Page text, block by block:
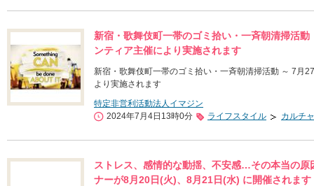
新宿・歌舞伎町一帯のゴミ拾い・一斉朝清掃活
ンティア主催により実施されます
新宿・歌舞伎町一帯のゴミ拾い・一斉朝清掃活動 ～ 7月
より実施されます
特定非営利活動法人イマジン
2024年7月4日13時0分
ライフスタイル カルチ
ストレス、感情的な動揺、不安感…その本当の
ナーが8月20日(火)、8月21日(水) に開催されます